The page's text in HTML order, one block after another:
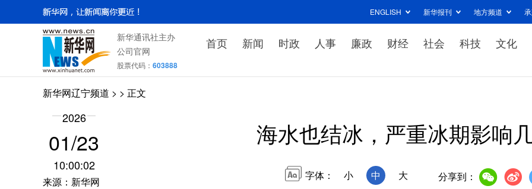
ENGLISH 新华报刊 地方频道
新华通讯社主办
公司官网
股票代码： 603888
首页 新闻 时政 人事 廉政 财经 社会 科技 文化
新华网辽宁频道 > > 正文
2026
01/23
10:00:02
来源：新华网
海水也结冰，严重冰期影响
字体： 小 中 大 分享到：